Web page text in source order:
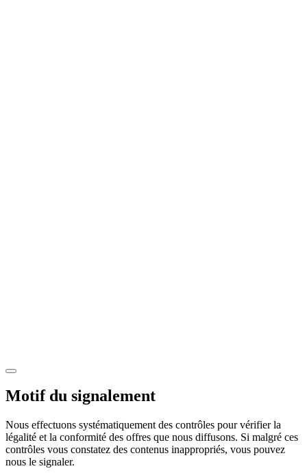
Motif du signalement
Nous effectuons systématiquement des contrôles pour vérifier la
légalité et la conformité des offres que nous diffusons. Si malgré ces
contrôles vous constatez des contenus inappropriés, vous pouvez
nous le signaler.